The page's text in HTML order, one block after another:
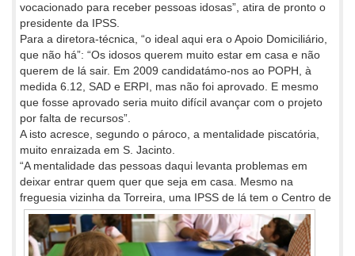
vocacionado para receber pessoas idosas”, atira de pronto o
presidente da IPSS.
Para a diretora-técnica, “o ideal aqui era o Apoio Domiciliário,
que não há”: “Os idosos querem muito estar em casa e não
querem de lá sair. Em 2009 candidatámo-nos ao POPH, à
medida 6.12, SAD e ERPI, mas não foi aprovado. E mesmo
que fosse aprovado seria muito difícil avançar com o projeto
por falta de recursos”.
A isto acresce, segundo o pároco, a mentalidade piscatória,
muito enraizada em S. Jacinto.
“A mentalidade das pessoas daqui levanta problemas em
deixar entrar quem quer que seja em casa. Mesmo na
freguesia vizinha da Torreira, uma IPSS de lá tem o Centro de